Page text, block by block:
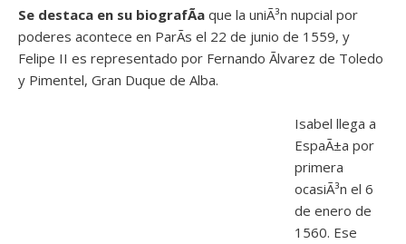
Se destaca en su biografÃ­a que la uniÃ³n nupcial por
poderes acontece en ParÃ­s el 22 de junio de 1559, y
Felipe II es representado por Fernando Ãlvarez de Toledo
y Pimentel, Gran Duque de Alba.
Isabel llega a
EspaÃ±a por
primera
ocasiÃ³n el 6
de enero de
1560. Ese